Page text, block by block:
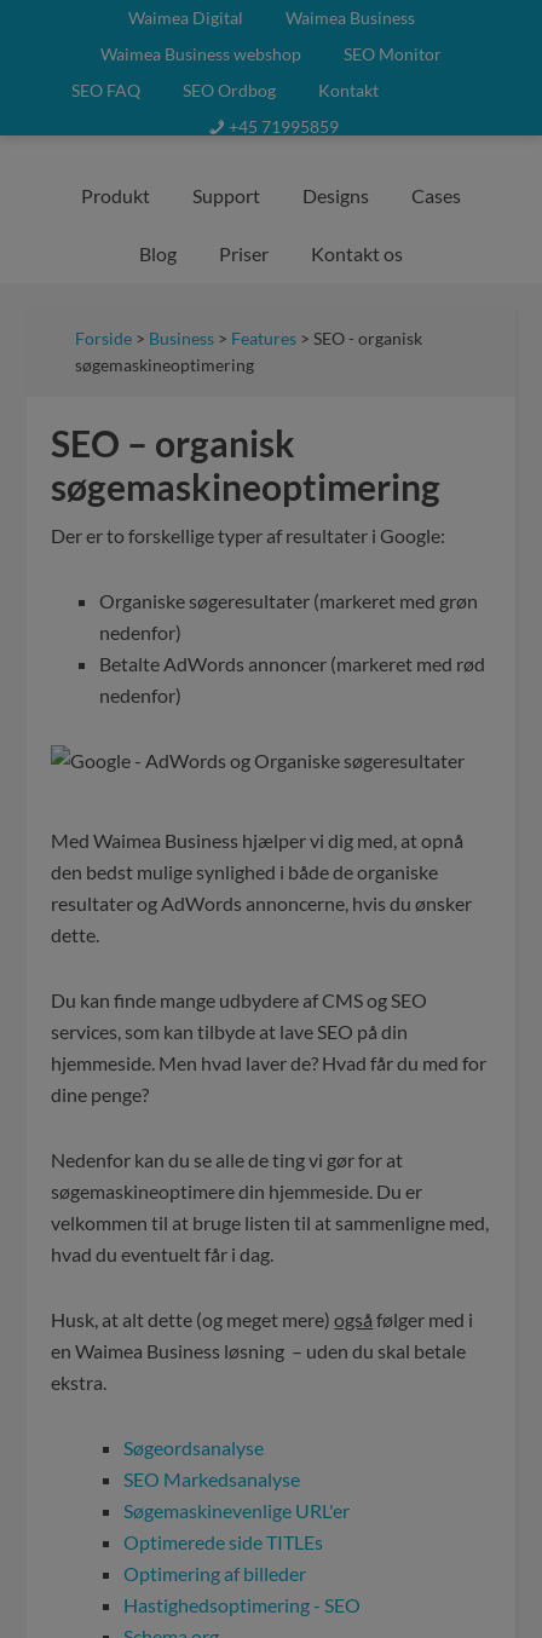
Waimea Digital
Waimea Business
Waimea Business webshop
SEO Monitor
SEO FAQ
SEO Ordbog
Kontakt
+45 71995859
Produkt Support Designs Cases
Blog Priser Kontakt os
Forside > Business > Features > SEO - organisk
søgemaskineoptimering
SEO – organisk
søgemaskineoptimering
Der er to forskellige typer af resultater i Google:
Organiske søgeresultater (markeret med grøn
nedenfor)
Betalte AdWords annoncer (markeret med rød
nedenfor)
Med Waimea Business hjælper vi dig med, at opnå
den bedst mulige synlighed i både de organiske
resultater og AdWords annoncerne, hvis du ønsker
dette.
Du kan finde mange udbydere af CMS og SEO
services, som kan tilbyde at lave SEO på din
hjemmeside. Men hvad laver de? Hvad får du med for
dine penge?
Nedenfor kan du se alle de ting vi gør for at
søgemaskineoptimere din hjemmeside. Du er
velkommen til at bruge listen til at sammenligne med,
hvad du eventuelt får i dag.
Husk, at alt dette (og meget mere)også følger med i
en Waimea Business løsning – uden du skal betale
ekstra.
Søgeordsanalyse
SEO Markedsanalyse
Søgemaskinevenlige URL'er
Optimerede side TITLEs
Optimering af billeder
Hastighedsoptimering - SEO